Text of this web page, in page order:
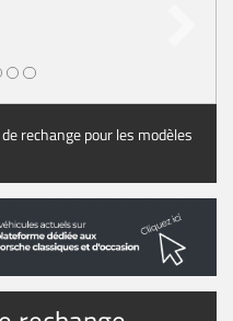
rechange pour les modèles